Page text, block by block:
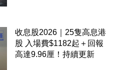
收息股2026｜25隻高息港
股 入場費$1182起＋回報
高達9.96厘！持續更新